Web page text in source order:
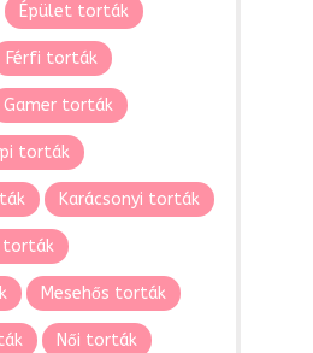
Épület torták
Férfi torták
Gamer torták
torták
Karácsonyi torták
torták
Mesehős torták
Női torták